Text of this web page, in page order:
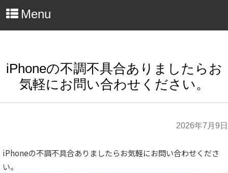
Menu
iPhoneの不調不具合ありましたらお
気軽にお問い合わせください。
2026年7月9日
iPhoneの不調不具合ありましたらお気軽にお問い合わせくださ
い。